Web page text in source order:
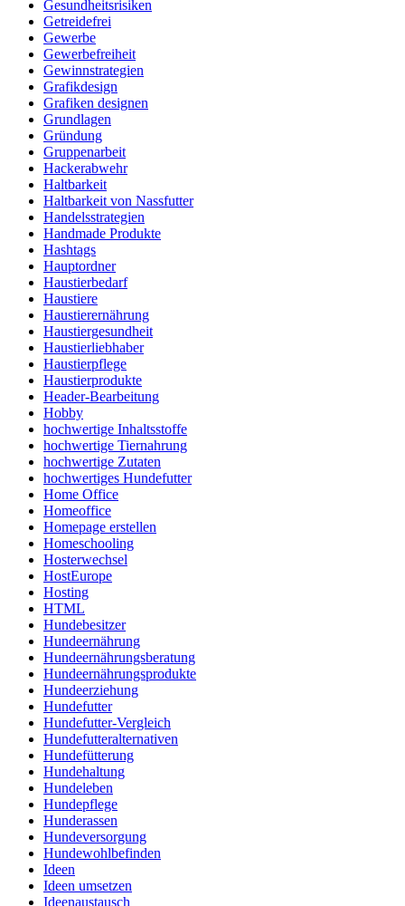
Gesundheitsrisiken
Getreidefrei
Gewerbe
Gewerbefreiheit
Gewinnstrategien
Grafikdesign
Grafiken designen
Grundlagen
Gründung
Gruppenarbeit
Hackerabwehr
Haltbarkeit
Haltbarkeit von Nassfutter
Handelsstrategien
Handmade Produkte
Hashtags
Hauptordner
Haustierbedarf
Haustiere
Haustierernährung
Haustiergesundheit
Haustierliebhaber
Haustierpflege
Haustierprodukte
Header-Bearbeitung
Hobby
hochwertige Inhaltsstoffe
hochwertige Tiernahrung
hochwertige Zutaten
hochwertiges Hundefutter
Home Office
Homeoffice
Homepage erstellen
Homeschooling
Hosterwechsel
HostEurope
Hosting
HTML
Hundebesitzer
Hundeernährung
Hundeernährungsberatung
Hundeernährungsprodukte
Hundeerziehung
Hundefutter
Hundefutter-Vergleich
Hundefutteralternativen
Hundefütterung
Hundehaltung
Hundeleben
Hundepflege
Hunderassen
Hundeversorgung
Hundewohlbefinden
Ideen
Ideen umsetzen
Ideenaustausch